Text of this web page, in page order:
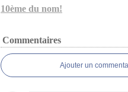
10ème du nom!
Commentaires
Ajouter un